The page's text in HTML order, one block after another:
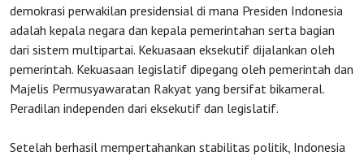
demokrasi perwakilan presidensial di mana Presiden Indonesia
adalah kepala negara dan kepala pemerintahan serta bagian
dari sistem multipartai. Kekuasaan eksekutif dijalankan oleh
pemerintah. Kekuasaan legislatif dipegang oleh pemerintah dan
Majelis Permusyawaratan Rakyat yang bersifat bikameral.
Peradilan independen dari eksekutif dan legislatif.
Setelah berhasil mempertahankan stabilitas politik, Indonesia